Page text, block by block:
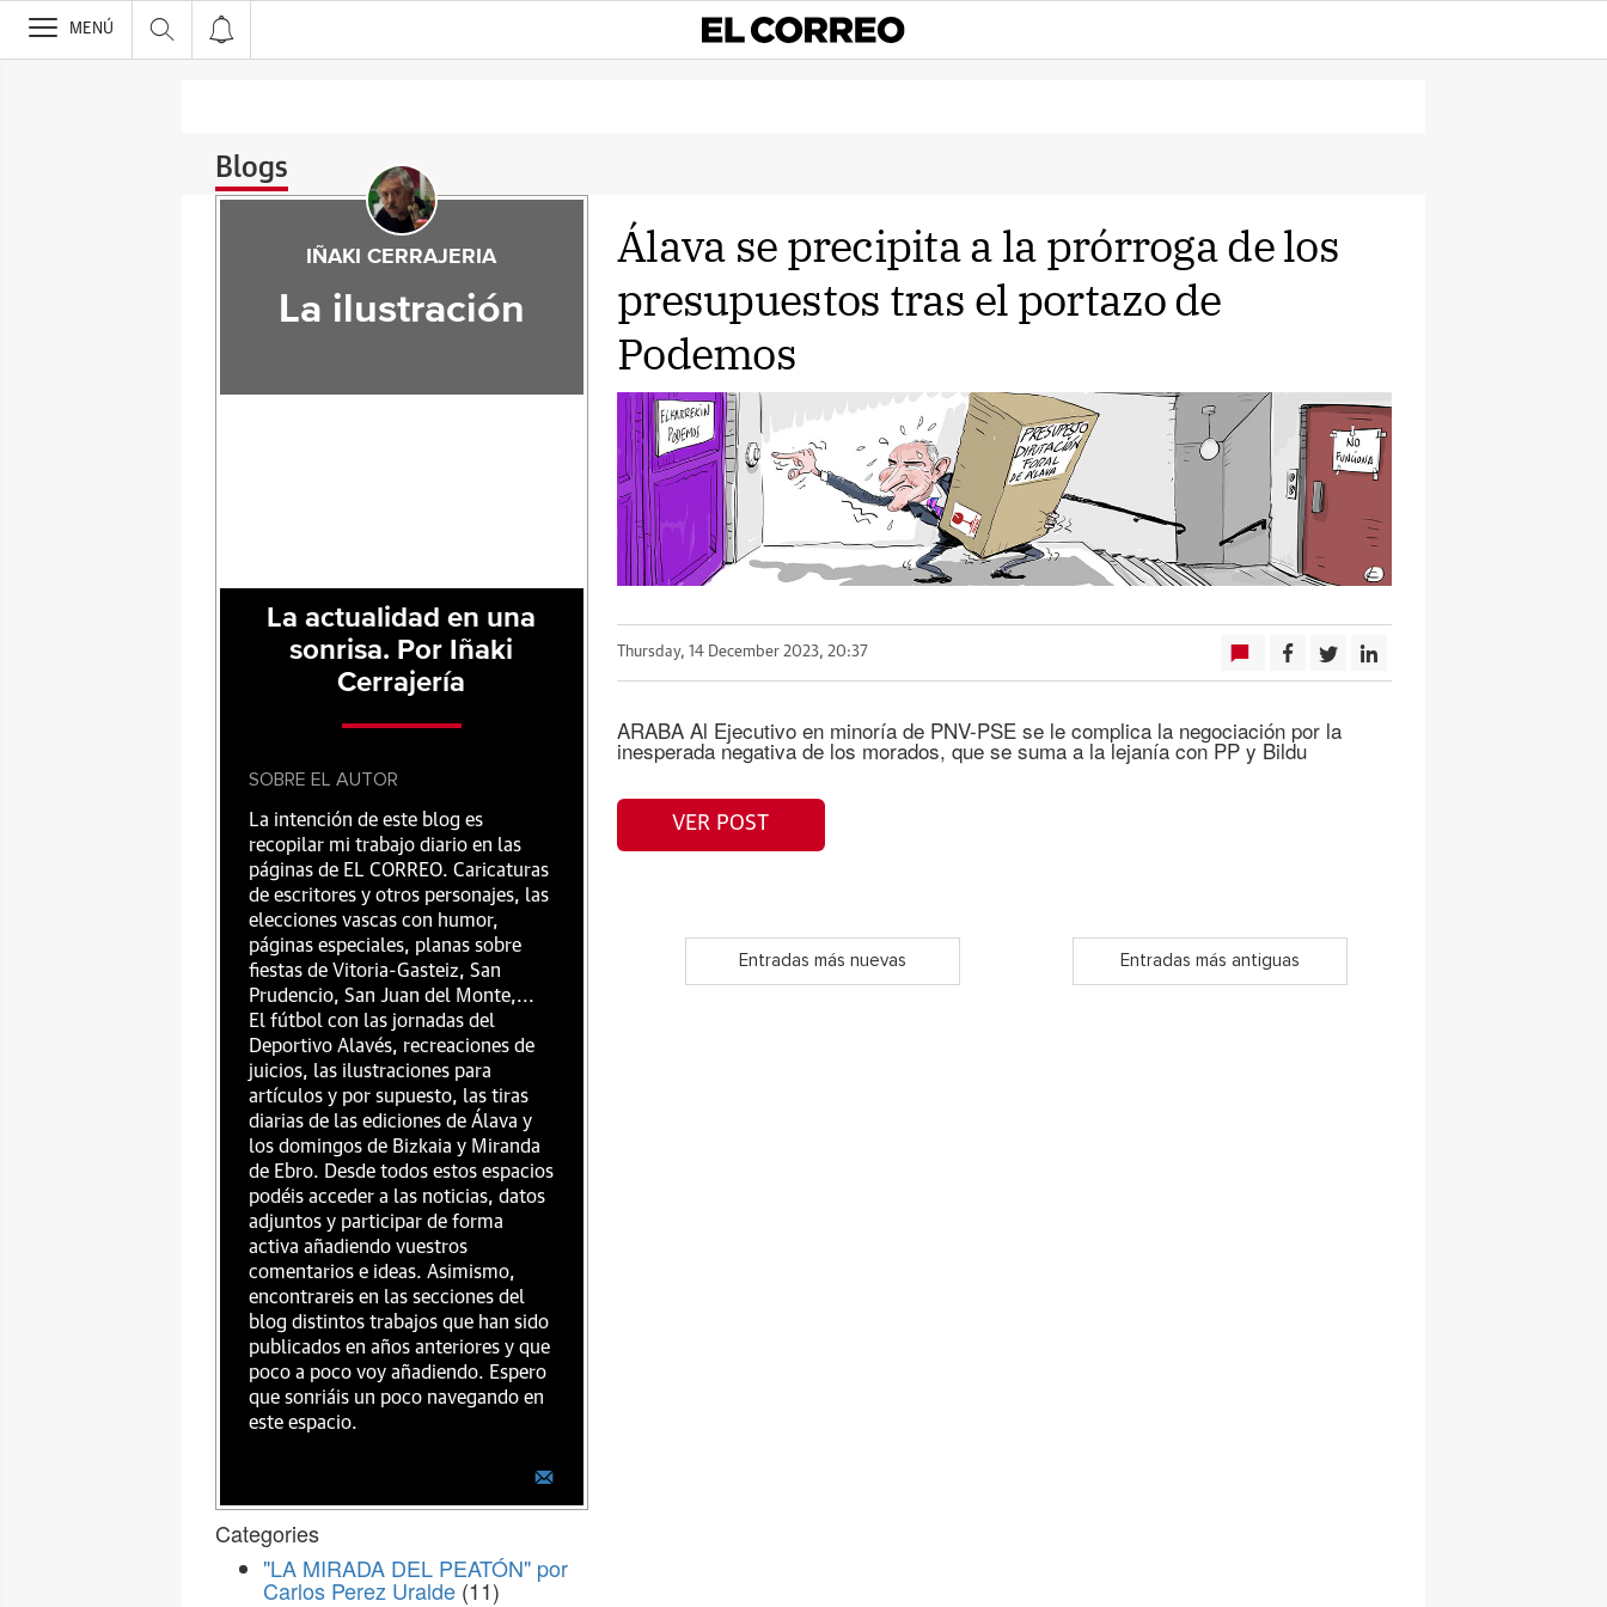
>
MENÚ
Blogs
Álava se precipita a la prórroga de los
presupuestos tras el portazo de
Podemos
Thursday, 14 December 2023, 20:37
ARABA Al Ejecutivo en minoría de PNV-PSE se le complica la negociación por la
inesperada negativa de los morados, que se suma a la lejanía con PP y Bildu
VER POST
Entradas más nuevas Entradas más antiguas
IÑAKI CERRAJERIA
La ilustración
La actualidad en una
sonrisa. Por Iñaki
Cerrajería
SOBRE EL AUTOR
La intención de este blog es
recopilar mi trabajo diario en las
páginas de EL CORREO. Caricaturas
de escritores y otros personajes, las
elecciones vascas con humor,
páginas especiales, planas sobre
fiestas de Vitoria-Gasteiz, San
Prudencio, San Juan del Monte,...
El fútbol con las jornadas del
Deportivo Alavés, recreaciones de
juicios, las ilustraciones para
artículos y por supuesto, las tiras
diarias de las ediciones de Álava y
los domingos de Bizkaia y Miranda
de Ebro. Desde todos estos espacios
podéis acceder a las noticias, datos
adjuntos y participar de forma
activa añadiendo vuestros
comentarios e ideas. Asimismo,
encontrareis en las secciones del
blog distintos trabajos que han sido
publicados en años anteriores y que
poco a poco voy añadiendo. Espero
que sonriáis un poco navegando en
este espacio.
Categories
"LA MIRADA DEL PEATÓN" por
Carlos Perez Uralde (11)